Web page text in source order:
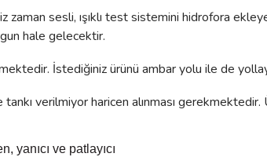
zaman sesli, ışıklı test sistemini hidrofora
hale gelecektir.
İstediğiniz ürünü ambar yolu ile de
tankı verilmiyor haricen alınması
yanıcı ve patlayıcı